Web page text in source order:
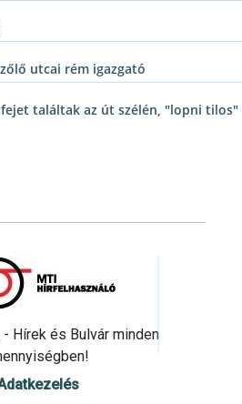
utcai rém igazgató
találtak az út szélén, "lopni
Hírek és Bulvár minden